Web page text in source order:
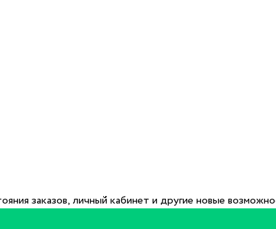
заказов, личный кабинет и другие новые